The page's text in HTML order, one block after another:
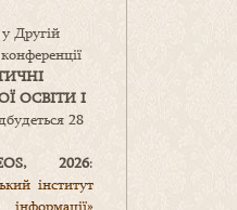
Другій
ОСВІТИ І
28
2026:
інститут